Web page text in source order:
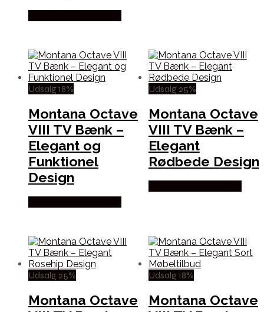
Udsalg 18%
Montana Octave
VIII TV Bænk –
Elegant og
Funktionel
Design
Udsalg 25%
Montana Octave
VIII TV Bænk –
Elegant
Rødbede Design
Udsalg 25%
Montana Octave
Udsalg 18%
Montana Octave